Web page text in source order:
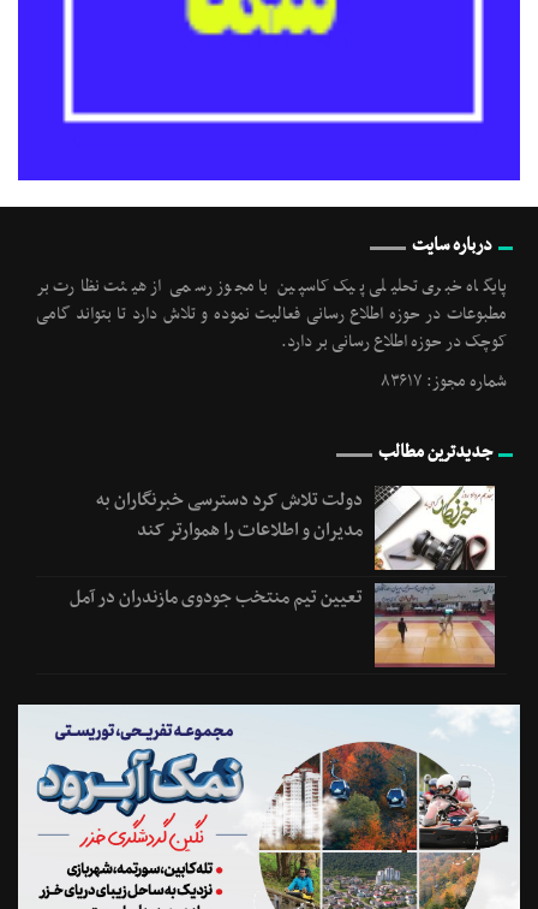
درباره سایت
پایگاه خبری تحلیلی پیک کاسپین با مجوز رسمی از هیئت نظارت بر
مطبوعات در حوزه اطلاع رسانی فعالیت نموده و تلاش دارد تا بتواند گامی
کوچک در حوزه اطلاع رسانی بر دارد.
شماره مجوز: ۸۳۶۱۷
جدیدترین مطالب
دولت تلاش کرد دسترسی خبرنگاران به
مدیران و اطلاعات را هموارتر کند
تعیین تیم منتخب جودوی مازندران در آمل